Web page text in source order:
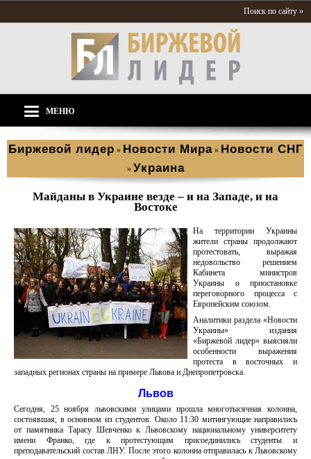
Поиск по сайту »
МЕНЮ
Биржевой лидер » Новости Мира » Новости СНГ
» Украина
Майданы в Украине везде – и на Западе, и на
Востоке
На территории Украины
жители страны продолжают
протестовать, выражая
недовольство решением
Кабинета министров
Украины о приостановке
переговорного процесса с
Европейским союзом.
Аналитики раздела «Новости
Украины» издания
«Биржевой лидер» выясняли
особенности выражения
протеста в восточных и
западных регионах страны на примере Львова и Днепропетровска.
Львов
Сегодня, 25 ноября львовскими улицами прошла многотысячная колонна,
состоявшая, в основном из студентов. Около 11:30 митингующие направились
от памятника Тарасу Шевченко к Львовскому национальному университету
имени Франко, где к протестующим присоединились студенты и
преподавательский состав ЛНУ. После этого колонна отправилась к Львовскому